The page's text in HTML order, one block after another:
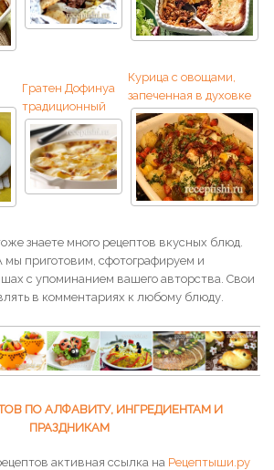
Гратен Дофинуа
традиционный
Курица с овощами,
запеченная в духовке
знаете много рецептов вкусных блюд.
мы приготовим, сфотографируем и
с упоминанием вашего авторства. Свои
в комментариях к любому блюду.
ПО АЛФАВИТУ, ИНГРЕДИЕНТАМ И
ПРАЗДНИКАМ
активная ссылка на Рецептыши.ру